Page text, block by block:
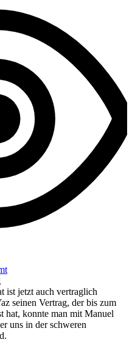
ist jetzt auch vertraglich
seinen Vertrag, der bis zum
hat, konnte man mit Manuel
uns in der schweren